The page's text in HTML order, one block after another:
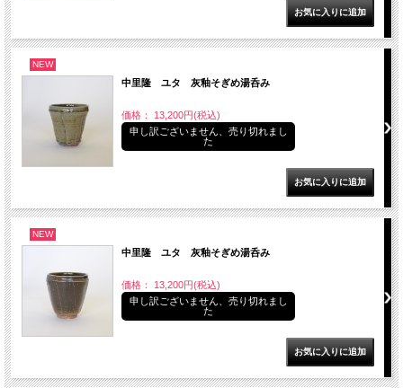
NEW
中里隆 ユタ 灰釉そぎめ湯呑み
価格： 13,200円(税込)
申し訳ございません、売り切れまし
た
NEW
中里隆 ユタ 灰釉そぎめ湯呑み
価格： 13,200円(税込)
申し訳ございません、売り切れまし
た